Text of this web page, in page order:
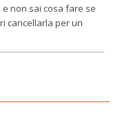
non sai cosa fare se
cancellarla per un